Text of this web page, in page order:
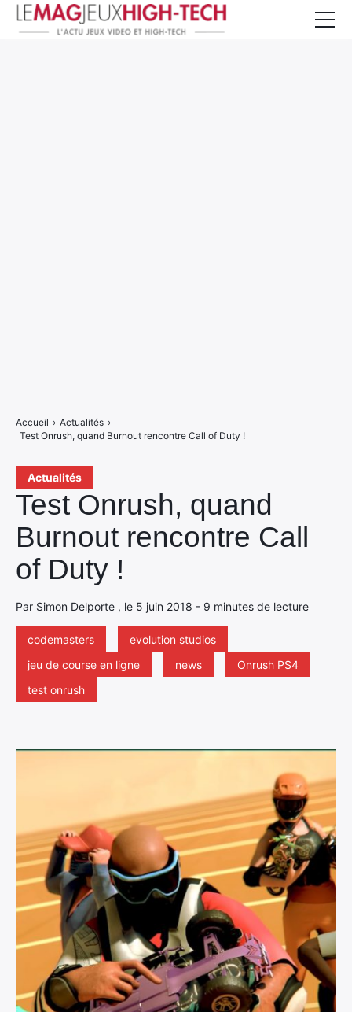
Actualités
Test Onrush, quand
Burnout rencontre Call
of Duty !
Par Simon Delporte , le 5 juin 2018 - 9 minutes de lecture
codemasters
evolution studios
jeu de course en ligne
news
Onrush PS4
test onrush
Accueil › Actualités ›
Test Onrush, quand Burnout rencontre Call of Duty !